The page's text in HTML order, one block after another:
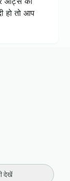
हो तो आप
देखें